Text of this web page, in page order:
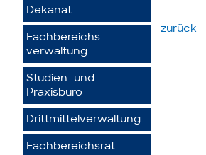
Dekanat
Fachbereichs­
verwaltung
Studien- und
Praxisbüro
Drittmittelverwaltung
Fachbereichsrat
zurück